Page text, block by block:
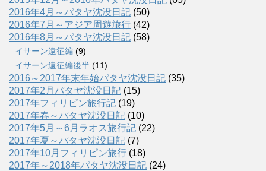
2016年4月～パタヤ沈没日記 (50)
2016年7月～アジア周遊旅行 (42)
2016年8月～パタヤ沈没日記 (58)
イサーン遠征編 (9)
イサーン遠征編後半 (11)
2016～2017年末年始パタヤ沈没日記 (35)
2017年2月パタヤ沈没日記 (15)
2017年フィリピン旅行記 (19)
2017年春～パタヤ沈没日記 (10)
2017年5月～6月ラオス旅行記 (22)
2017年夏～パタヤ沈没日記 (7)
2017年10月フィリピン旅行 (18)
2017年～2018年パタヤ沈没日記 (24)